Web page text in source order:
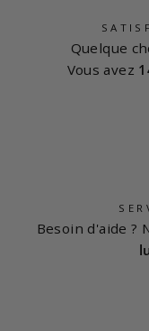
Quelque
Vous avez
Besoin d'aide ?